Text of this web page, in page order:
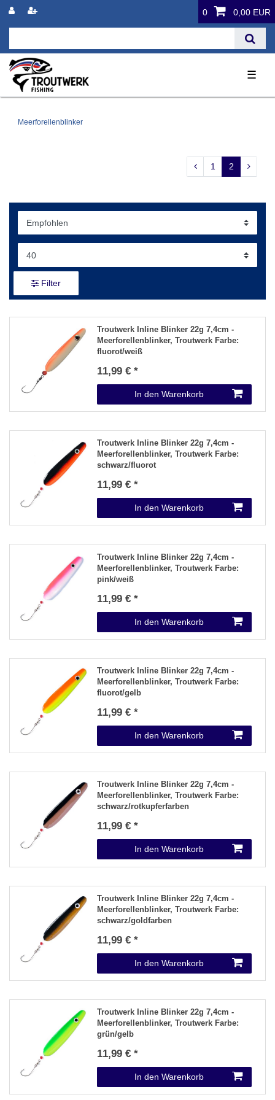
0 0,00 EUR
☰
Meerforellenblinker
1 2
Filter
Troutwerk Inline Blinker 22g 7,4cm -
Meerforellenblinker, Troutwerk Farbe:
fluorot/weiß
11,99 € *
In den Warenkorb
Troutwerk Inline Blinker 22g 7,4cm -
Meerforellenblinker, Troutwerk Farbe:
schwarz/fluorot
11,99 € *
In den Warenkorb
Troutwerk Inline Blinker 22g 7,4cm -
Meerforellenblinker, Troutwerk Farbe:
pink/weiß
11,99 € *
In den Warenkorb
Troutwerk Inline Blinker 22g 7,4cm -
Meerforellenblinker, Troutwerk Farbe:
fluorot/gelb
11,99 € *
In den Warenkorb
Troutwerk Inline Blinker 22g 7,4cm -
Meerforellenblinker, Troutwerk Farbe:
schwarz/rotkupferfarben
11,99 € *
In den Warenkorb
Troutwerk Inline Blinker 22g 7,4cm -
Meerforellenblinker, Troutwerk Farbe:
schwarz/goldfarben
11,99 € *
In den Warenkorb
Troutwerk Inline Blinker 22g 7,4cm -
Meerforellenblinker, Troutwerk Farbe:
grün/gelb
11,99 € *
In den Warenkorb